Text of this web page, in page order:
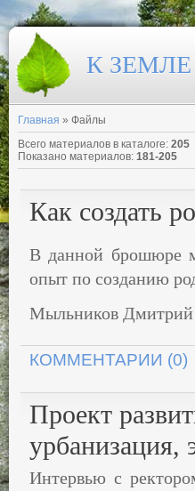
К
Главная » Файлы
Всего материалов в каталоге: 205
Показано материалов: 181-205
Как создать
В данной брошюре
опыт по созданию
Мыльников
КОММЕНТАРИИ (0)
Проект
урбанизация,
Интервью с